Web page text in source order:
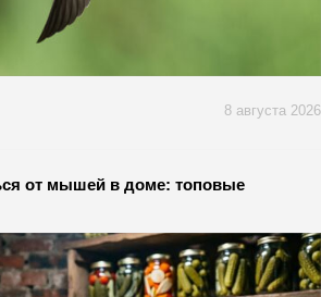
8 августа 2026
от мышей в доме: топовые